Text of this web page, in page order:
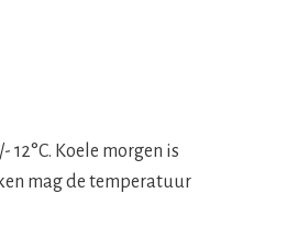
12°C. Koele morgen is
mag de temperatuur